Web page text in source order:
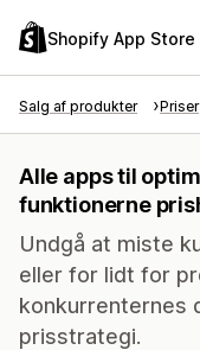
Shopify App Store
Salg af produkter Priser
Alle apps til
funktionerne
Undgå at miste
eller for lidt for
konkurrenternes
prisstrategi.